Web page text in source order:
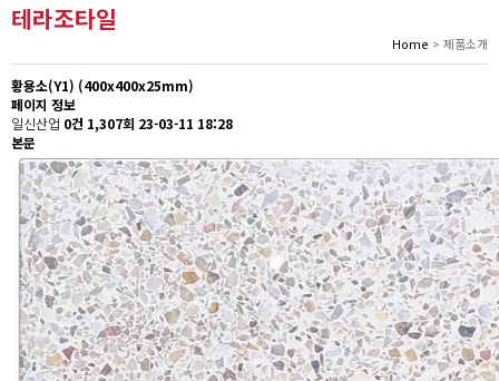
테라조타일
Home > 제품소개
황용소(Y1) (400x400x25mm)
페이지 정보
일신산업 0건 1,307회 23-03-11 18:28
본문